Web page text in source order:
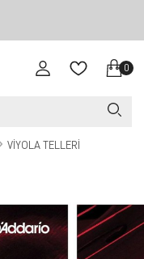
0
VİYOLA TELLERİ